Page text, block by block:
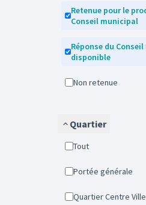
Retenue pour le prochain
Conseil municipal
Réponse du Conseil municipal
disponible
Non retenue
Quartier
Tout
Portée générale
Quartier Centre Ville